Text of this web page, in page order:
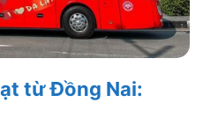
từ Đồng Nai: